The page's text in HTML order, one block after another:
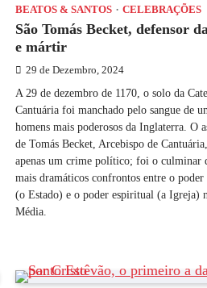
BEATOS & SANTOS CELEBRAÇÕES
São Tomás Becket, defensor
e mártir
29 de Dezembro, 2024
A 29 de dezembro de 1170, o solo da
Cantuária foi manchado pelo sangue de
homens mais poderosos da Inglaterra. O
de Tomás Becket, Arcebispo de
apenas um crime político; foi o culminar
mais dramáticos confrontos entre o poder
(o Estado) e o poder espiritual (a Igreja)
Média.